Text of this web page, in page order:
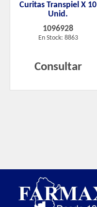
Curitas Transpiel X 10
Unid.
1096928
En Stock: 8863
Consultar